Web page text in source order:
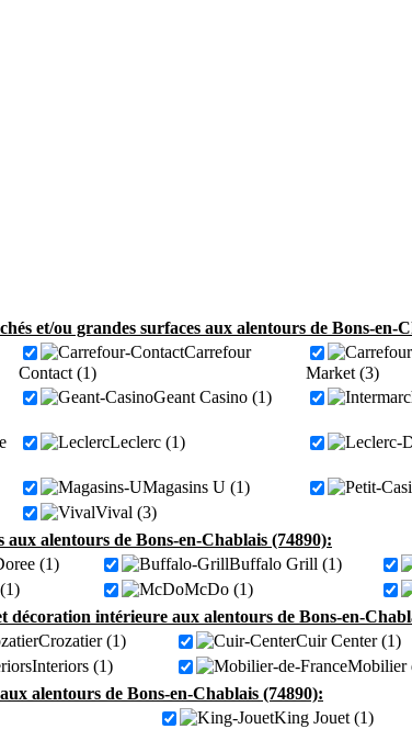
et/ou grandes surfaces aux alentours de Bons-en-
Carrefour
Contact (1)
Market (3)
Geant Casino (1)
Leclerc (1)
Magasins U (1)
Vival (3)
aux alentours de Bons-en-Chablais (74890):
(1)
Buffalo Grill (1)
McDo (1)
décoration intérieure aux alentours de Bons-en-
Crozatier (1)
Cuir Center (1)
Interiors (1)
Mobilier
alentours de Bons-en-Chablais (74890):
King Jouet (1)